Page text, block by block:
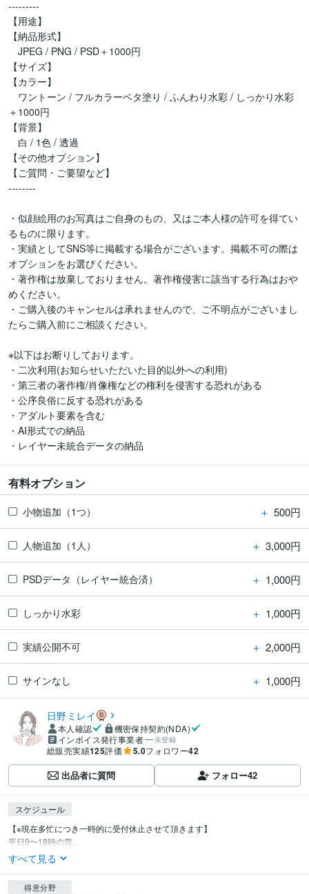
---------
【用途】
【納品形式】
JPEG / PNG / PSD＋1000円
【サイズ】
【カラー】
ワントーン / フルカラーベタ塗り / ふんわり水彩 / しっかり水彩
＋1000円
【背景】
白 / 1色 / 透過
【その他オプション】
【ご質問・ご要望など】
--------
・似顔絵用のお写真はご自身のもの、又はご本人様の許可を得てい
るものに限ります。
・実績としてSNS等に掲載する場合がございます。掲載不可の際は
オプションをお選びください。
・著作権は放棄しておりません。著作権侵害に該当する行為はおや
めください。
・ご購入後のキャンセルは承れませんので、ご不明点がございまし
たらご購入前にご相談ください。
※以下はお断りしております。
・二次利用(お知らせいただいた目的以外への利用)
・第三者の著作権/肖像権などの権利を侵害する恐れがある
・公序良俗に反する恐れがある
・アダルト要素を含む
・AI形式での納品
・レイヤー未統合データの納品
有料オプション
小物追加（1つ） ＋ 500円
人物追加（1人） ＋ 3,000円
PSDデータ（レイヤー統合済） ＋ 1,000円
しっかり水彩 ＋ 1,000円
実績公開不可 ＋ 2,000円
サインなし ＋ 1,000円
日野ミレイ
本人確認
機密保持契約(NDA)
インボイス発行事業者
未登録
総販売実績125評価 5.0フォロワー42
出品者に質問 フォロー42
スケジュール
【※現在多忙につき一時的に受付休止させて頂きます】
平日9〜18時の営...
すべて見る
得意分野